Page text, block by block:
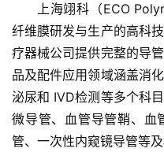
首
页
融
资
报
道
上海翊科（ECO
纤维膜研发与生产的高科
疗器械公司提供完整的导
品及配件应用领域涵盖消
泌尿和 IVD检测等多个科
微导管、血管导管鞘、血
管、一次性内窥镜导管等及